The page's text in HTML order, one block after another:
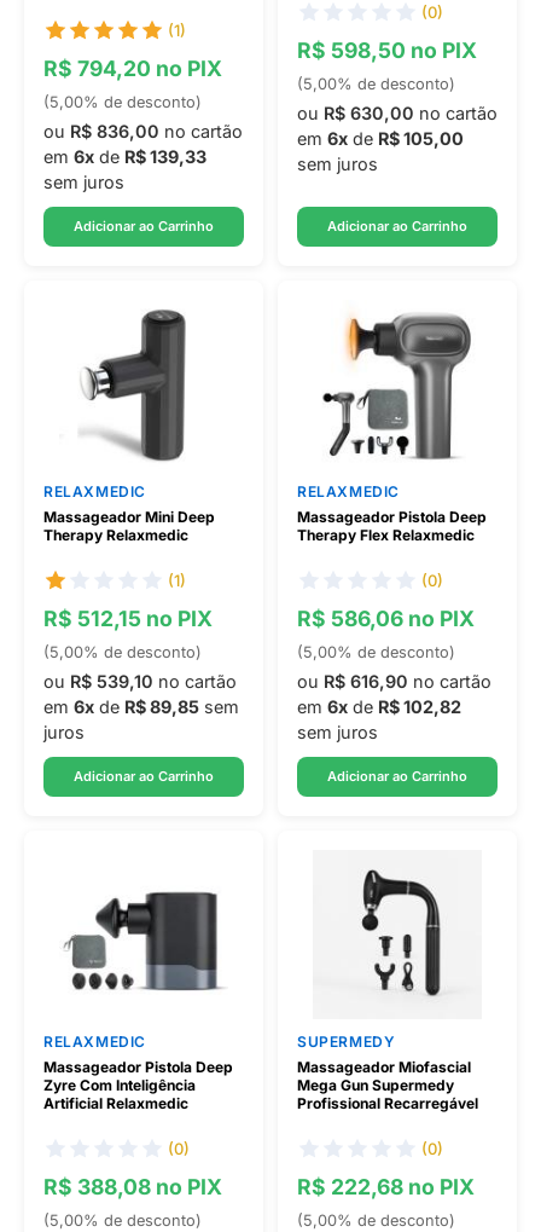
(1)
R$ 794,20 no PIX
(5,00% de desconto)
ou R$ 836,00 no cartão
em 6x de R$ 139,33
sem juros
Adicionar ao Carrinho
(0)
R$ 598,50 no PIX
(5,00% de desconto)
ou R$ 630,00 no cartão
em 6x de R$ 105,00
sem juros
Adicionar ao Carrinho
RELAXMEDIC
Massageador Mini Deep
Therapy Relaxmedic
(1)
R$ 512,15 no PIX
(5,00% de desconto)
ou R$ 539,10 no cartão
em 6x de R$ 89,85 sem
juros
Adicionar ao Carrinho
RELAXMEDIC
Massageador Pistola Deep
Therapy Flex Relaxmedic
(0)
R$ 586,06 no PIX
(5,00% de desconto)
ou R$ 616,90 no cartão
em 6x de R$ 102,82
sem juros
Adicionar ao Carrinho
RELAXMEDIC
Massageador Pistola Deep
Zyre Com Inteligência
Artificial Relaxmedic
(0)
R$ 388,08 no PIX
(5,00% de desconto)
SUPERMEDY
Massageador Miofascial
Mega Gun Supermedy
Profissional Recarregável
(0)
R$ 222,68 no PIX
(5,00% de desconto)